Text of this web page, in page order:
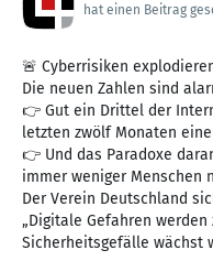
hat einen Beitrag
🚨 Cyberrisiken
Die neuen Zahlen sind
👉 Gut ein Drittel der
letzten zwölf Monaten
👉 Und das Paradoxe
immer weniger Menschen
Der Verein Deutschland
„Digitale Gefahren werden
Sicherheitsgefälle wächst